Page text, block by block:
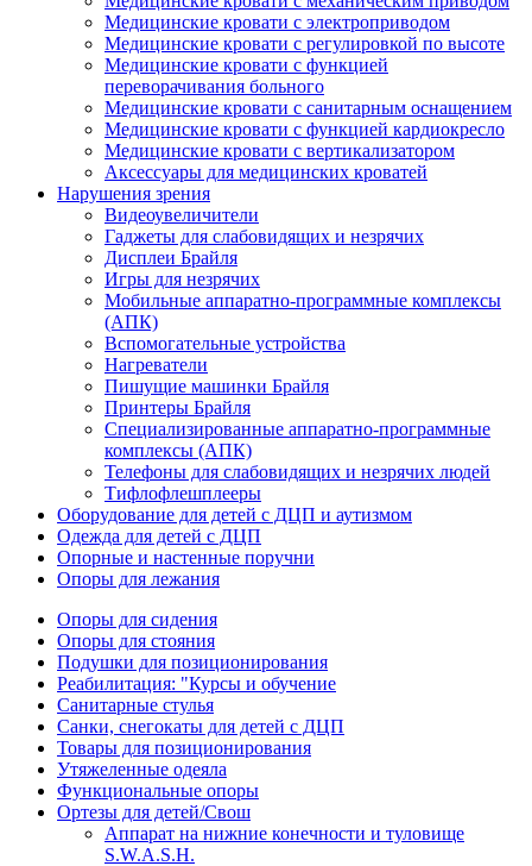
Медицинские кровати с электроприводом
Медицинские кровати с регулировкой по высоте
Медицинские кровати с функцией
переворачивания больного
Медицинские кровати с санитарным оснащением
Медицинские кровати с функцией кардиокресло
Медицинские кровати с вертикализатором
Аксессуары для медицинских кроватей
Нарушения зрения
Видеоувеличители
Гаджеты для слабовидящих и незрячих
Дисплеи Брайля
Игры для незрячих
Мобильные аппаратно-программные комплексы
(АПК)
Вспомогательные устройства
Нагреватели
Пишущие машинки Брайля
Принтеры Брайля
Специализированные аппаратно-программные
комплексы (АПК)
Телефоны для слабовидящих и незрячих людей
Тифлофлешплееры
Оборудование для детей с ДЦП и аутизмом
Одежда для детей с ДЦП
Опорные и настенные поручни
Опоры для лежания
Опоры для сидения
Опоры для стояния
Подушки для позиционирования
Реабилитация: "Курсы и обучение
Санитарные стулья
Санки, снегокаты для детей с ДЦП
Товары для позиционирования
Утяжеленные одеяла
Функциональные опоры
Ортезы для детей/Свош
Аппарат на нижние конечности и туловище
S.W.A.S.H.